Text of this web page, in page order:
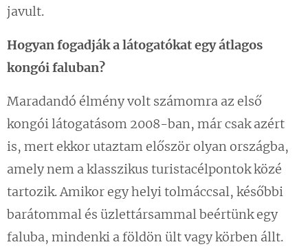
javult.
Hogyan fogadják a látogatókat egy átlagos
kongói faluban?
Maradandó élmény volt számomra az első
kongói látogatásom 2008-ban, már csak azért
is, mert ekkor utaztam először olyan országba,
amely nem a klasszikus turistacélpontok közé
tartozik. Amikor egy helyi tolmáccsal, későbbi
barátommal és üzlettársammal beértünk egy
faluba, mindenki a földön ült vagy körben állt.